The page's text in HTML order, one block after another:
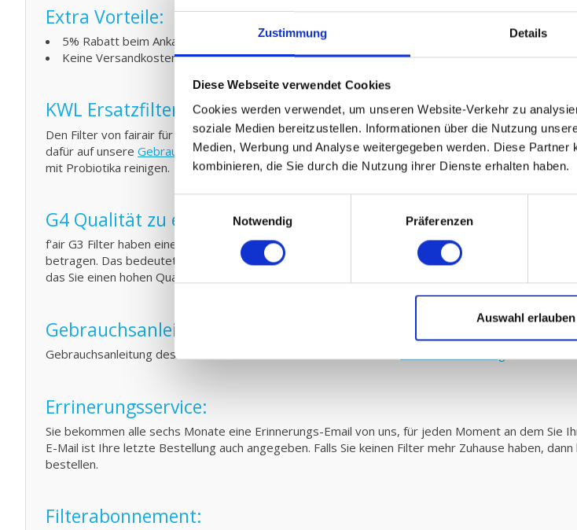
Zustimmung Details
Diese Webseite verwendet Cookies
Cookies werden verwendet, um unseren Website-Verkehr zu
soziale Medien bereitzustellen. Informationen über die Nutzung
Medien, Werbung und Analyse weitergegeben werden. Diese
kombinieren, die Sie durch die Nutzung ihrer Dienste erhalten haben.
Notwendig
Präferenzen
Auswahl erlauben
Extra Vorteile:
5% Rabatt beim Ankauf von 2 oder mehreren Produkten
Keine Versandkosten ab € 75,- Andere Ländern ab € 125,-
KWL Ersatzfilter Filter Austauschen und kleine Wartung:
Den Filter von fairair für den Brink Allure Luftheizung können Sie auf einfache Weise selber
dafür auf unsere Gebrauchsanleitungfür den Austausch Ihres Ersatz Filters. Sie können auch
mit Probiotika reinigen.
G4 Qualität zu einem G3 Preis:
f'air G3 Filter haben eine Auffangkapazität von 92%. Die Auffangkapazität eines G3 Filters muss
betragen. Das bedeutet konkret das f'air G3 Filter eine höhere Effizienz haben und also mehr
das Sie einen hohen Qualitätsfilter für einen scharfen Preis kaufen. Lesen Sie hier alles über
Gebrauchsanleitung Brink Allure B-16
Gebrauchsanleitung des Brink Allure verloren? Sie konnen hier dei
Errinerungsservice:
Sie bekommen alle sechs Monate eine Erinnerungs-Email von uns, für jeden Moment an dem
E-Mail ist Ihre letzte Bestellung auch angegeben. Falls Sie keinen Filter mehr Zuhause haben,
bestellen.
Filterabonnement: